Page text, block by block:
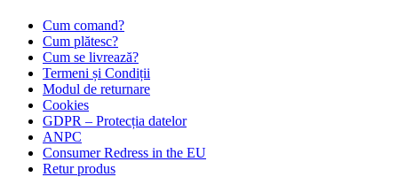
Cum comand?
Cum plătesc?
Cum se livrează?
Termeni și Condiții
Modul de returnare
Cookies
GDPR – Protecția datelor
ANPC
Consumer Redress in the EU
Retur produs